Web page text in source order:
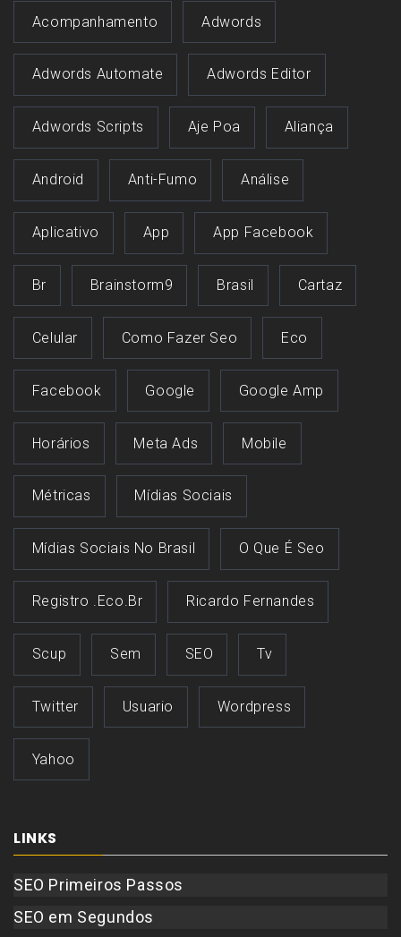
Acompanhamento Adwords
Adwords Automate Adwords Editor
Adwords Scripts Aje Poa Aliança
Android Anti-Fumo Análise
Aplicativo App App Facebook
Br Brainstorm9 Brasil Cartaz
Celular Como Fazer Seo Eco
Facebook Google Google Amp
Horários Meta Ads Mobile
Métricas Mídias Sociais
Mídias Sociais No Brasil O Que É Seo
Registro .eco.br Ricardo Fernandes
Scup Sem SEO Tv
Twitter Usuario Wordpress
Yahoo
LINKS
SEO Primeiros Passos
SEO em Segundos